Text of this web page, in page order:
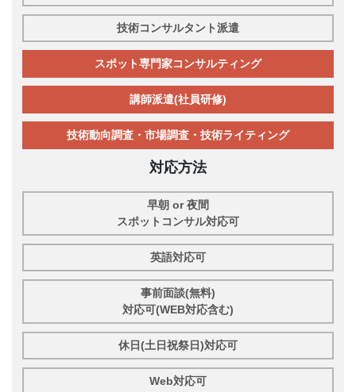
技術コンサルタント派遣
スポット専門家コンサルティング
講師派遣(社員研修)
技術動向調査・市場調査・技術ライティング
対応方法
早朝 or 夜間
スポットコンサル対応可
英語対応可
事前面談(無料)
対応可(WEB対応含む)
休日(土日祝祭日)対応可
Web対応可